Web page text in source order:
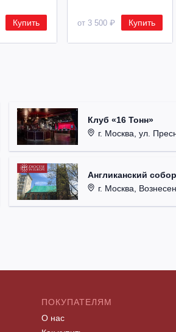
Купить от 3 500 ₽ Купить
Клуб «16 Тонн»
г. Москва, ул.
Англиканский
г. Москва,
ПОКУПАТЕЛЯМ
О нас